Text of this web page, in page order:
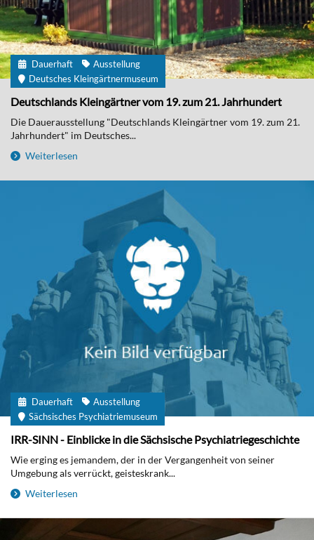
Dauerhaft
Ausstellung
Deutsches Kleingärtnermuseum
Deutschlands Kleingärtner vom 19. zum 21. Jahrhundert
Die Dauerausstellung "Deutschlands Kleingärtner vom 19. zum 21.
Jahrhundert" im Deutsches...
Weiterlesen
Dauerhaft
Ausstellung
Sächsisches Psychiatriemuseum
IRR-SINN - Einblicke in die Sächsische Psychiatriegeschichte
Wie erging es jemandem, der in der Vergangenheit von seiner
Umgebung als verrückt, geisteskrank...
Weiterlesen